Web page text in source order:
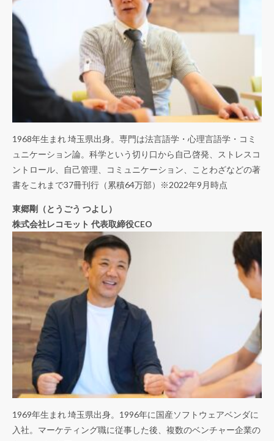
1968年生まれ 埼玉県出身。専門は法言語学・心理言語学・コミ
ュニケーション論。科学という切り口から自己啓発、ストレスコ
ントロール、自己管理、コミュニケーション、ことわざなどの著
書をこれまで37冊刊行（累積64万部）※2022年9月時点
東郷剛（とうごう つよし）
株式会社レコモット 代表取締役CEO
1969年生まれ 埼玉県出身。1996年に国産ソフトウェアベンダに
入社。マーケティング職に従事した後、複数のベンチャー企業の